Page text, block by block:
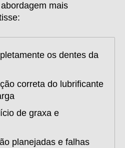
mais
os dentes da
correta do lubrificante
de graxa e
planejadas e falhas